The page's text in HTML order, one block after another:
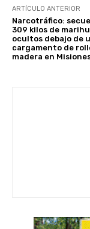
ARTÍCULO ANTERIOR
Narcotráfico:
309 kilos de
ocultos debajo de
cargamento de
madera en